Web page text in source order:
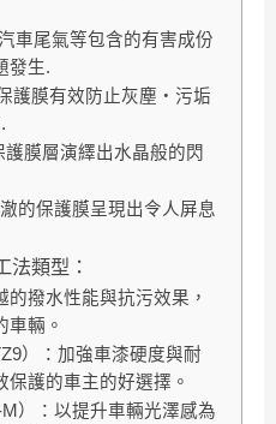
尾氣等包含的有害成份
發生.
膜有效防止灰塵‧污垢
膜層演繹出水晶般的閃
保護膜呈現出令人屏息
法類型：
的撥水性能與抗污效果，
車輛。
）：加強車漆硬度與耐
保護的車主的好選擇。
）：以提升車輛光澤感為